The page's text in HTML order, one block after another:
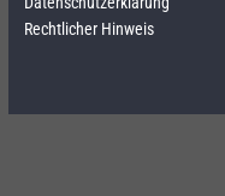
Rechtlicher Hinweis